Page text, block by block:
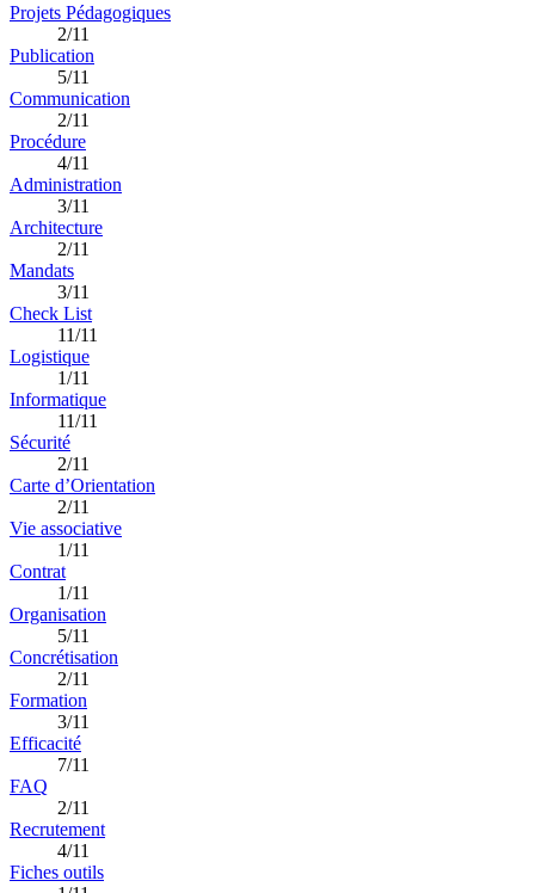
Projets Pédagogiques
2/11
Publication
5/11
Communication
2/11
Procédure
4/11
Administration
3/11
Architecture
2/11
Mandats
3/11
Check List
11/11
Logistique
1/11
Informatique
11/11
Sécurité
2/11
Carte d’Orientation
2/11
Vie associative
1/11
Contrat
1/11
Organisation
5/11
Concrétisation
2/11
Formation
3/11
Efficacité
7/11
FAQ
2/11
Recrutement
4/11
Fiches outils